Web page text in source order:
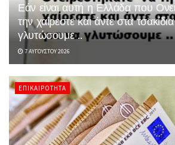
Εάν είναι αυτή η Ελλάδα που
την χαίρεστε και άντε στα
γλυτώσουμε ..
7 ΑΥΓΟΎΣΤΟΥ 2026
ΕΠΙΚΑΙΡΌΤΗΤΑ